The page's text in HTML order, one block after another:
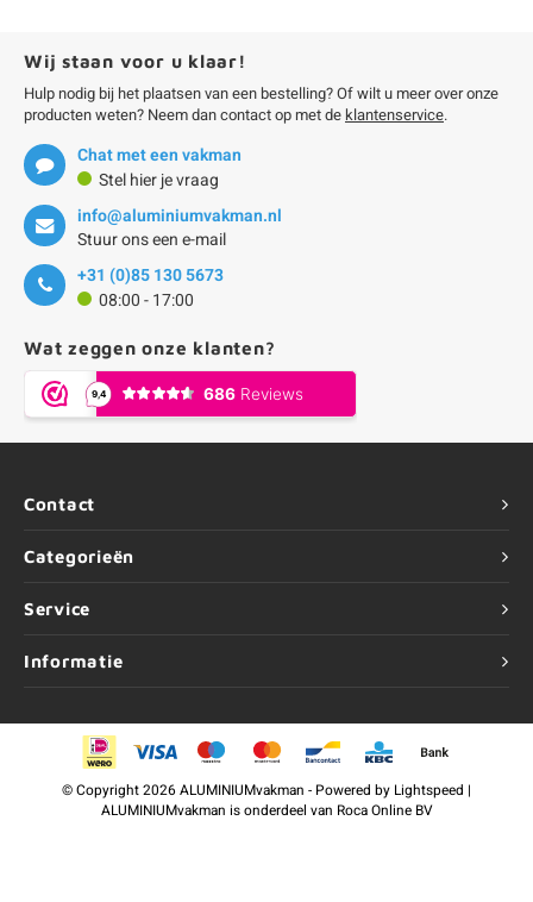
Wij staan voor u klaar!
Hulp nodig bij het plaatsen van een bestelling? Of wilt u meer over onze
producten weten? Neem dan contact op met de klantenservice.
Chat met een vakman
Stel hier je vraag
info@aluminiumvakman.nl
Stuur ons een e-mail
+31 (0)85 130 5673
08:00 - 17:00
Wat zeggen onze klanten?
Contact
Categorieën
Service
Informatie
©Copyright2026 ALUMINIUMvakman - Powered by Lightspeed |
ALUMINIUMvakman is onderdeel van Roca Online BV